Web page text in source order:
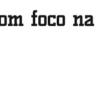
foco